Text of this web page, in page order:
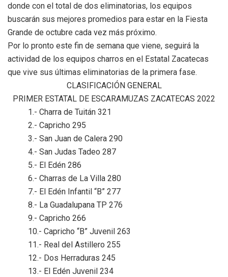
donde con el total de dos eliminatorias, los equipos
buscarán sus mejores promedios para estar en la Fiesta
Grande de octubre cada vez más próximo.
Por lo pronto este fin de semana que viene, seguirá la
actividad de los equipos charros en el Estatal Zacatecas
que vive sus últimas eliminatorias de la primera fase.
CLASIFICACIÓN GENERAL
PRIMER ESTATAL DE ESCARAMUZAS ZACATECAS 2022
1.- Charra de Tuitán 321
2.- Capricho 295
3.- San Juan de Calera 290
4.- San Judas Tadeo 287
5.- El Edén 286
6.- Charras de La Villa 280
7.- El Edén Infantil “B” 277
8.- La Guadalupana TP 276
9.- Capricho 266
10.- Capricho “B” Juvenil 263
11.- Real del Astillero 255
12.- Dos Herraduras 245
13.- El Edén Juvenil 234